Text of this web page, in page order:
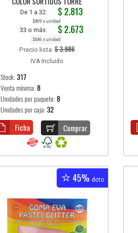
De 1 a 32: $ 2.813
$469 x unidad
33 o más: $ 2.673
$446 x unidad
Precio lista:$ 3.986
IVA Incluido
Stock:317
Venta mínima:8
Unidades por paquete:8
Unidades por caja:32
Comprar
Ficha
45% dcto